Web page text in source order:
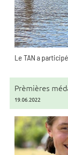
Le TAN a
Prèmières
19.06.2022